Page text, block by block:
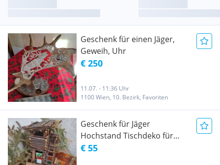
Geschenk für einen Jäger,
Geweih, Uhr
€ 250
11.07. - 11:36 Uhr
1100 Wien, 10. Bezirk, Favoriten
Geschenk für Jäger
Hochstand Tischdeko für
Jagdstube
€ 55